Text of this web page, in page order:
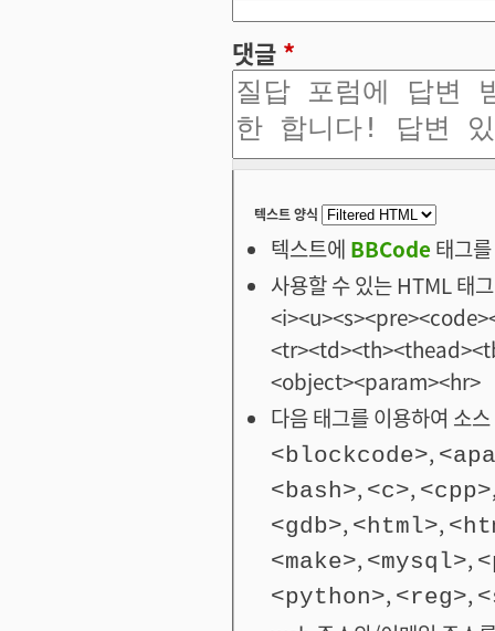
댓글 *
텍스트 양식
텍스트에 BBCode태그
사용할 수 있는 HTML
<object><param><hr>
다음 태그를 이용하여 소
<blockcode>,
<bash>, <c>, <cpp>
<gdb>, <html>,
<make>, <mysql>,
<python>, <reg>,